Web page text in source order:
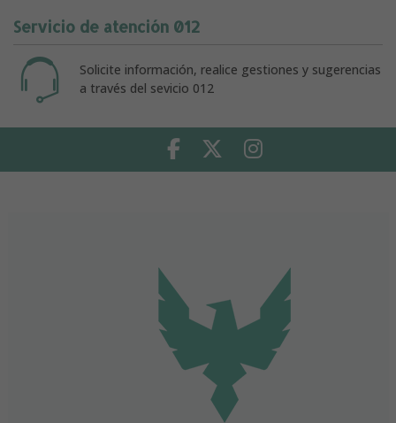
Servicio de atención 012
Solicite información, realice gestiones y sugerencias
a través del sevicio 012
Facebook Twitter Instagram